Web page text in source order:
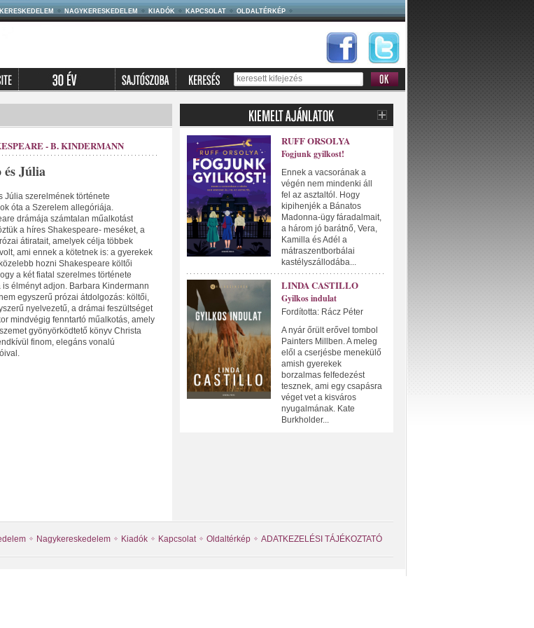
NAGYKERESKEDELEM KIADÓK KAPCSOLAT OLDALTÉRKÉP
- B. KINDERMANN
és Júlia
Júlia szerelmének története
óta a Szerelem allegóriája.
drámája számtalan műalkotást
a híres Shakespeare- meséket, a
átiratait, amelyek célja többek
ami ennek a kötetnek is: a gyerekek
hozni Shakespeare költői
a két fiatal szerelmes története
is élményt adjon. Barbara Kindermann
egyszerű prózai átdolgozás: költői,
nyelvezetű, a drámai feszültséget
mindvégig fenntartó műalkotás, amely
gyönyörködtető könyv Christa
finom, elegáns vonalú
RUFF ORSOLYA
Fogjunk gyilkost!
Ennek a vacsorának a
végén nem mindenki áll
fel az asztaltól. Hogy
kipihenjék a Bánatos
Madonna-ügy fáradalmait,
a három jó barátnő, Vera,
Kamilla és Adél a
mátraszentborbálai
kastélyszállodába...
LINDA CASTILLO
Gyilkos indulat
Fordította: Rácz Péter
A nyár őrült erővel tombol
Painters Millben. A meleg
elől a cserjésbe menekülő
amish gyerekek
borzalmas felfedezést
tesznek, ami egy csapásra
véget vet a kisváros
nyugalmának. Kate
Burkholder...
Nagykereskedelem Kiadók Kapcsolat Oldaltérkép ADATKEZELÉSI TÁJÉKOZTATÓ